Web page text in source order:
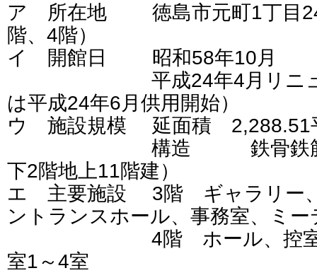
ア 所在地 徳島市元町1丁目24
階、4階）
イ 開館日 昭和58年10月
平成24年4月リニュー
は平成24年6月供用開始）
ウ 施設規模 延面積 2,288.51
構造 鉄骨鉄筋コン
下2階地上11階建）
エ 主要施設 3階 ギャラリー、
ントランスホール、事務室、ミ
4階 ホール、控室、楽
室1～4室